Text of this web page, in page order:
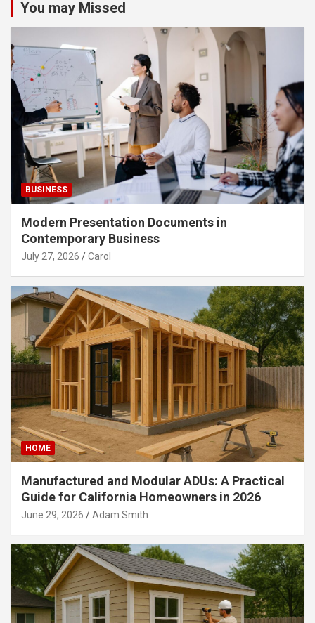
You may Missed
BUSINESS
Modern Presentation Documents in
Contemporary Business
July 27, 2026 Carol
HOME
Manufactured and Modular ADUs: A Practical
Guide for California Homeowners in 2026
June 29, 2026 Adam Smith